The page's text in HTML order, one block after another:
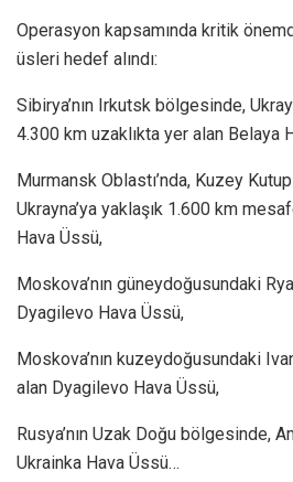
Operasyon kapsamında kritik
üsleri hedef alındı:
Sibirya’nın Irkutsk bölgesinde,
4.300 km uzaklıkta yer alan Belaya
Murmansk Oblastı’nda, Kuzey
Ukrayna’ya yaklaşık 1.600 km
Hava Üssü,
Moskova’nın güneydoğusundaki
Dyagilevo Hava Üssü,
Moskova’nın kuzeydoğusundaki
alan Dyagilevo Hava Üssü,
Rusya’nın Uzak Doğu bölgesinde,
Ukrainka Hava Üssü…